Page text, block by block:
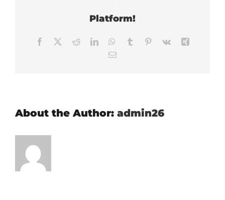
Platform!
Facebook RedditLinkedInWhatsApp
Tumblr Pinterest
Vk
Email
About the Author: admin26